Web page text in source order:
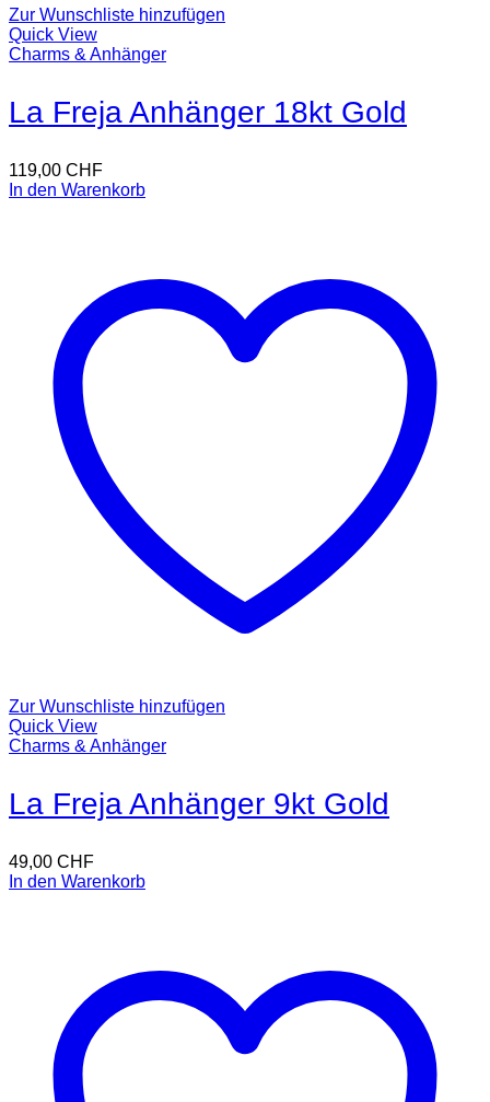
Zur Wunschliste hinzufügen
Quick View
Charms & Anhänger
La Freja Anhänger 18kt Gold
119,00 CHF
In den Warenkorb
Zur Wunschliste hinzufügen
Quick View
Charms & Anhänger
La Freja Anhänger 9kt Gold
49,00 CHF
In den Warenkorb